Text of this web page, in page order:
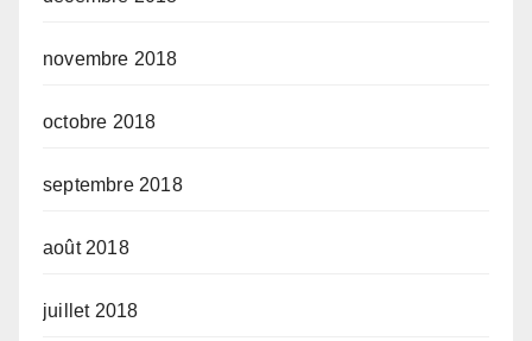
novembre 2018
octobre 2018
septembre 2018
août 2018
juillet 2018